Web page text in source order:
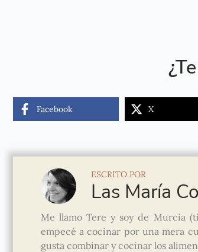
Facebook X
ESCRITO POR
Las María
Me llamo Tere y soy de Murcia
empecé a cocinar por una mera
gusta combinar y cocinar los